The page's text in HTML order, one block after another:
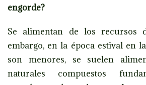
engorde?
Se alimentan de los recursos
embargo, en la época estival en
son menores, se suelen
naturales compuestos